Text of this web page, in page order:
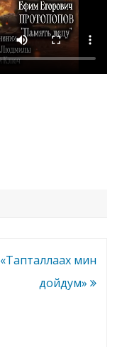
«Тапталлаах мин
дойдум»